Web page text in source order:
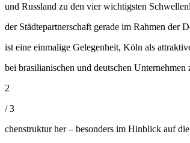
und Russland zu den vier wichtigsten
der Städtepartnerschaft gerade im Rahmen der
ist eine einmalige Gelegenheit, Köln als
bei brasilianischen und deutschen
2
/ 3
chenstruktur her – besonders im Hinblick auf